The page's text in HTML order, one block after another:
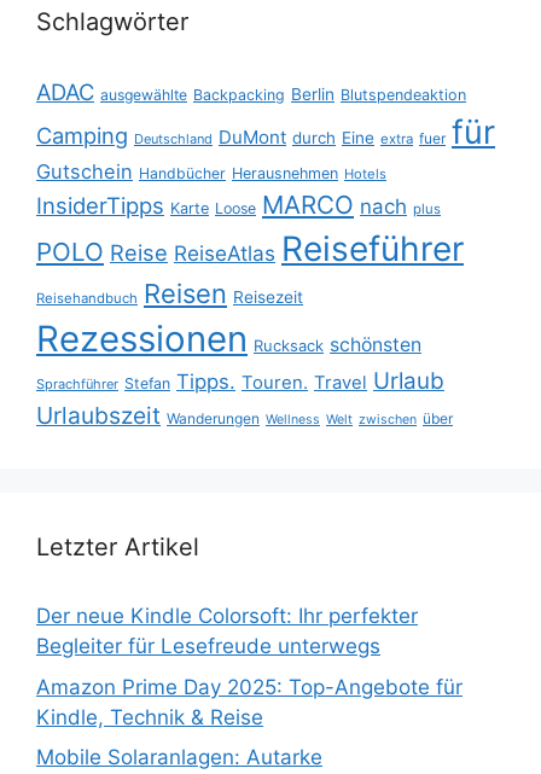
Schlagwörter
ADAC ausgewählte Backpacking Berlin Blutspendeaktion
Camping Deutschland DuMont durch Eine extra fuer für
Gutschein Handbücher Herausnehmen Hotels
InsiderTipps Karte Loose MARCO nach plus
POLO Reise ReiseAtlas Reiseführer
Reisehandbuch Reisen Reisezeit
Rezessionen Rucksack schönsten
Sprachführer Stefan Tipps. Touren. Travel Urlaub
Urlaubszeit Wanderungen Wellness Welt zwischen über
Letzter Artikel
Der neue Kindle Colorsoft: Ihr perfekter
Begleiter für Lesefreude unterwegs
Amazon Prime Day 2025: Top-Angebote für
Kindle, Technik & Reise
Mobile Solaranlagen: Autarke